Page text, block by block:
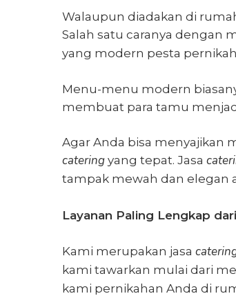
Walaupun diadakan di
Salah satu caranya dengan
yang modern pesta
Menu-menu modern
membuat para tamu
Agar Anda bisa menyajikan
catering yang tepat. Jasa
tampak mewah dan elegan
Layanan Paling Lengkap
Kami merupakan jasa
kami tawarkan mulai dari
kami pernikahan Anda di